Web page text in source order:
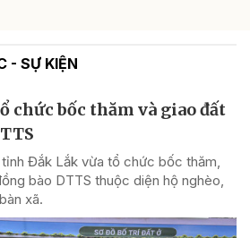
- SỰ KIỆN
chức bốc thăm và giao đất
Đắk Lắk vừa tổ chức bốc thăm,
bào DTTS thuộc diện hộ nghèo,
xã.